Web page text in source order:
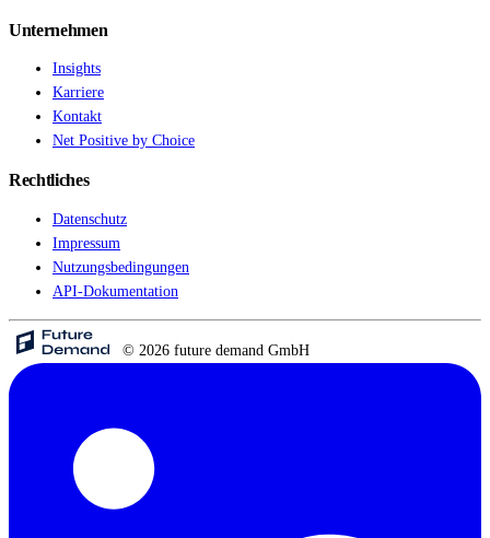
Unternehmen
Insights
Karriere
Kontakt
Net Positive by Choice
Rechtliches
Datenschutz
Impressum
Nutzungsbedingungen
API-Dokumentation
© 2026 future demand GmbH